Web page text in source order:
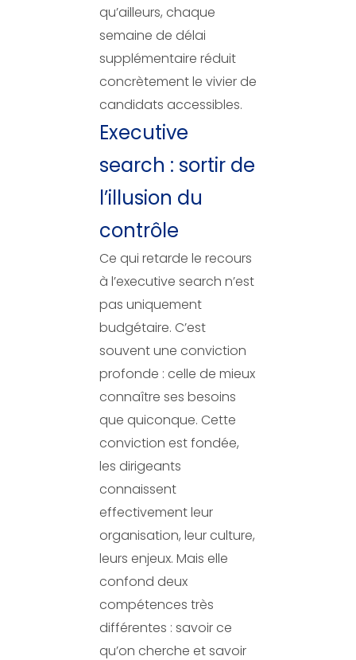
qu’ailleurs, chaque
semaine de délai
supplémentaire réduit
concrètement le vivier de
candidats accessibles.
Executive
search : sortir de
l’illusion du
contrôle
Ce qui retarde le recours
à l’executive search n’est
pas uniquement
budgétaire. C’est
souvent une conviction
profonde : celle de mieux
connaître ses besoins
que quiconque. Cette
conviction est fondée,
les dirigeants
connaissent
effectivement leur
organisation, leur culture,
leurs enjeux. Mais elle
confond deux
compétences très
différentes : savoir ce
qu’on cherche et savoir